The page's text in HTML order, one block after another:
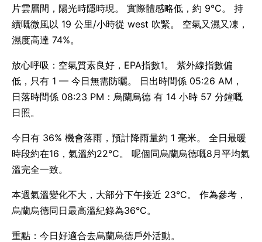
片雲層間，陽光時隱時現。 實際體感略低，約 9°C。 持
續嘅微風以 19 公里/小時從 west 吹緊。 空氣又濕又凍，
濕度高達 74%。
放心呼吸：空氣質素良好，EPA指數1。 紫外線指數偏
低，只有 1 — 今日無需防曬。 日出時間係 05:26 AM，
日落時間係 08:23 PM：烏蘭烏德 有 14 小時 57 分鐘嘅
日照。
今日有 36% 機會落雨，預計降雨量約 1 毫米。 全日最暖
時段約在16，氣溫約22°C。 呢個同烏蘭烏德嘅8月平均氣
溫完全一致。
本週氣溫變化不大，大部分下午接近 23°C。 作為參考，
烏蘭烏德同日最高溫紀錄為36°C。
重點：今日好適合去烏蘭烏德戶外活動。